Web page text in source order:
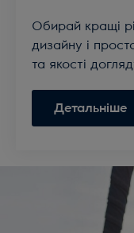
Обирай кращі
дизайну і
та якості
Детальніше